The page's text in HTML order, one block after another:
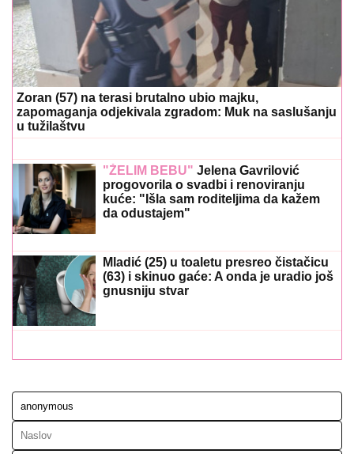
Zoran (57) na terasi brutalno ubio majku,
zapomaganja odjekivala zgradom: Muk na saslušanju
u tužilaštvu
"ŽELIM BEBU" Jelena Gavrilović
progovorila o svadbi i renoviranju
kuće: "Išla sam roditeljima da kažem
da odustajem"
Mladić (25) u toaletu presreo čistačicu
(63) i skinuo gaće: A onda je uradio još
gnusniju stvar